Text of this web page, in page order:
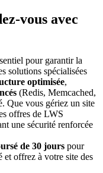
vous avec
pour garantir la
solutions spécialisées
optimisée,
(Redis, Memcached,
Que vous gériez un site
offres de LWS
une sécurité renforcée
de 30 jours pour
et offrez à votre site des